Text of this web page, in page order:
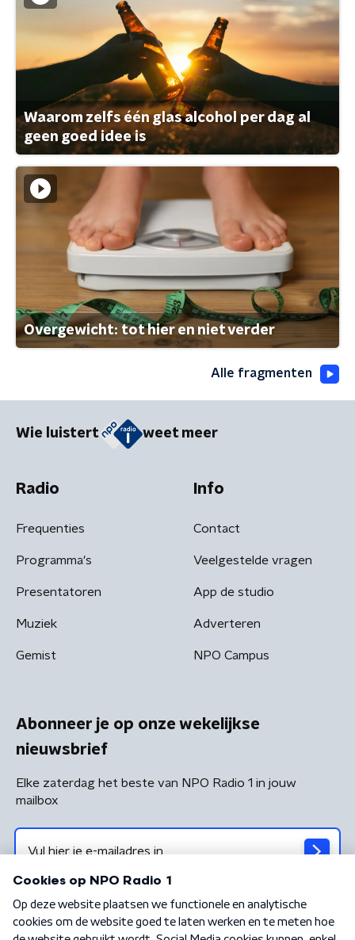
Waarom zelfs één glas alcohol per dag al
geen goed idee is
Overgewicht: tot hier en niet verder
Alle fragmenten
Wie luistert weet meer
Radio
Frequenties
Programma's
Presentatoren
Muziek
Gemist
Info
Contact
Veelgestelde vragen
App de studio
Adverteren
NPO Campus
Abonneer je op onze wekelijkse
nieuwsbrief
Elke zaterdag het beste van NPO Radio 1 in jouw
mailbox